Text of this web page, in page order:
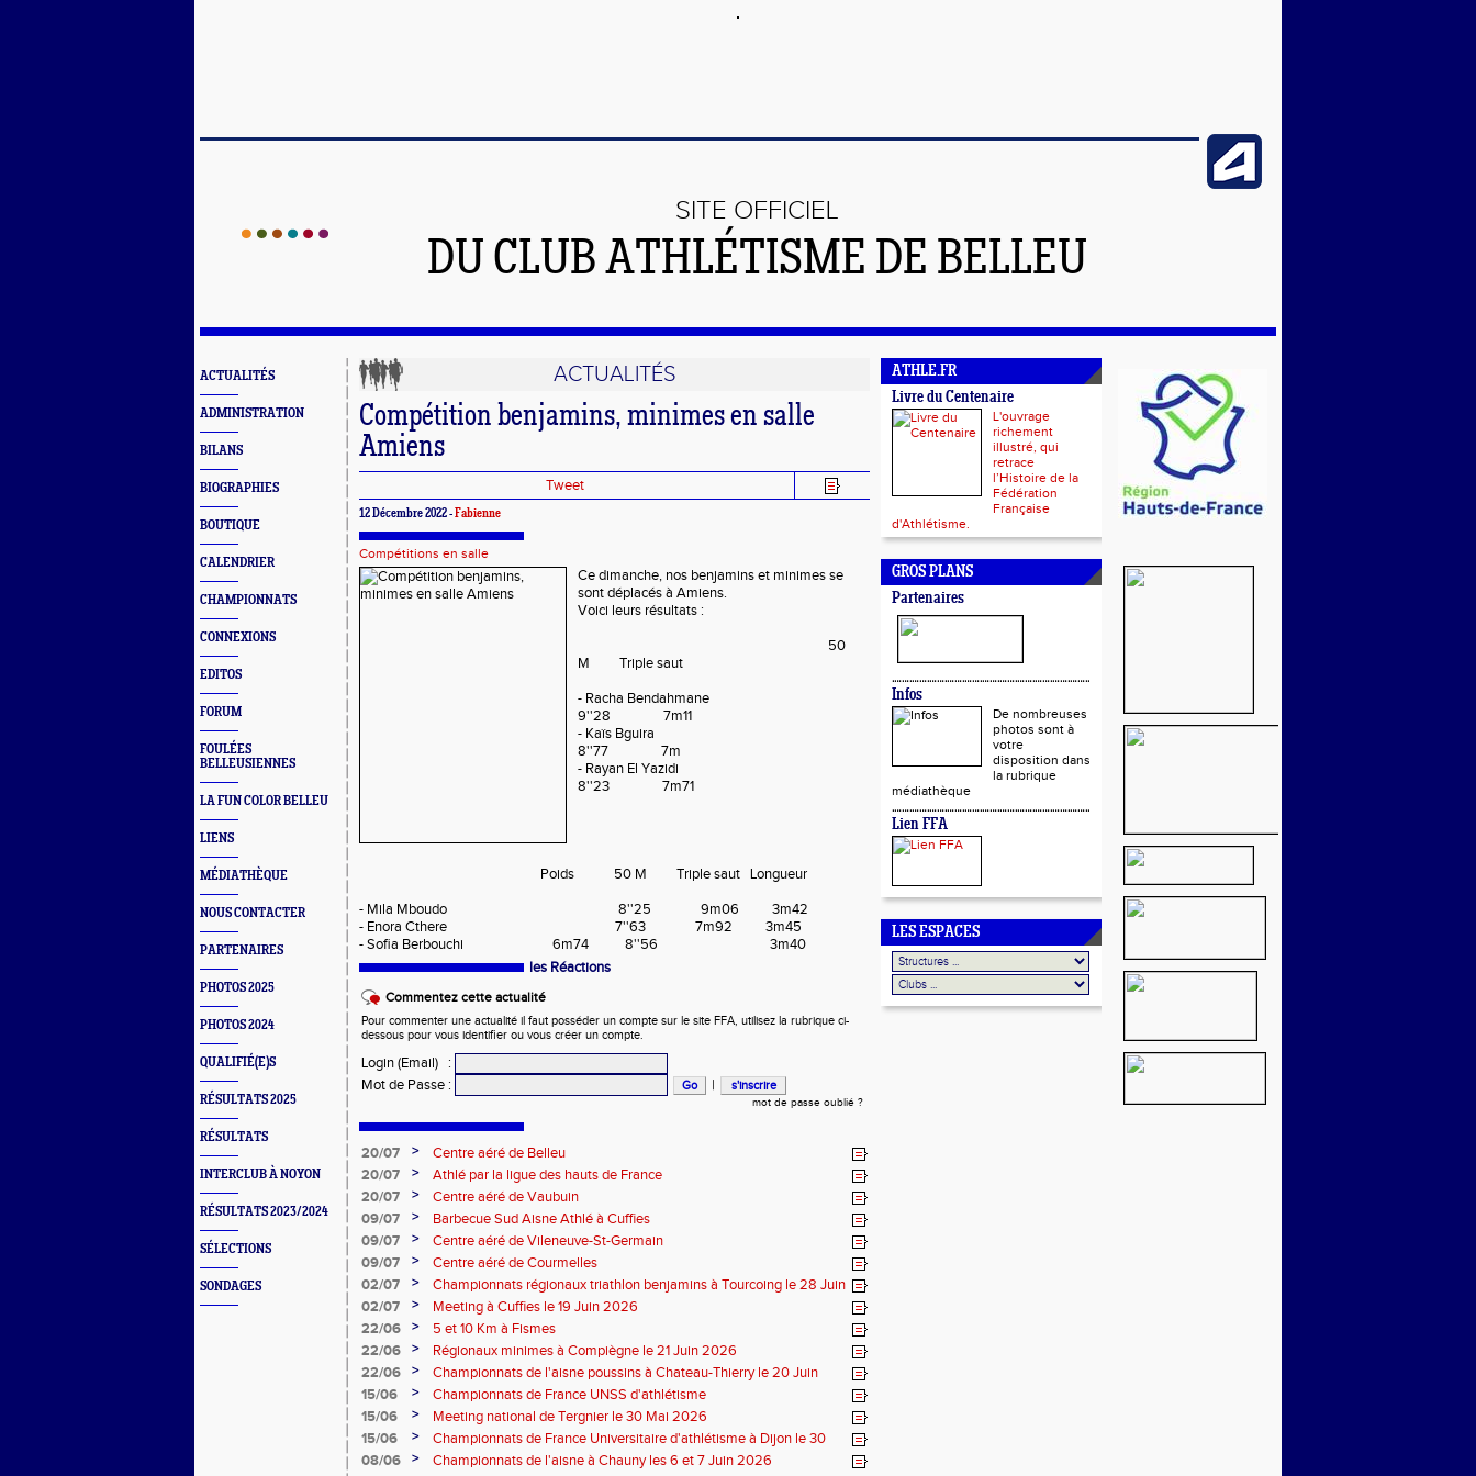
SITE OFFICIEL
DU CLUB ATHLÉTISME DE BELLEU
ACTUALITÉS
ADMINISTRATION
BILANS
BIOGRAPHIES
BOUTIQUE
CALENDRIER
CHAMPIONNATS
CONNEXIONS
EDITOS
FORUM
FOULÉES
BELLEUSIENNES
LA FUN COLOR BELLEU
LIENS
MÉDIATHÈQUE
NOUS CONTACTER
PARTENAIRES
PHOTOS 2025
PHOTOS 2024
QUALIFIÉ(E)S
RÉSULTATS 2025
RÉSULTATS
INTERCLUB À NOYON
RÉSULTATS 2023/2024
SÉLECTIONS
SONDAGES
ACTUALITÉS
Compétition benjamins, minimes en salle
Amiens
Tweet
12 Décembre 2022 -Fabienne
Compétitions en salle
Ce dimanche, nos benjamins et minimes se
sont déplacés à Amiens.
Voici leurs résultats :
50
M Triple saut
- Racha Bendahmane
9''28 7m11
- Kaïs Bguira
8''77 7m
- Rayan El Yazidi
8''23 7m71
Poids 50 M Triple saut Longueur
- Mila Mboudo 8''25 9m06 3m42
- Enora Cthere 7''63 7m92 3m45
- Sofia Berbouchi 6m74 8''56 3m40
les Réactions
Commentez cette actualité
Pour commenter une actualité il faut posséder un compte sur le site FFA, utilisez la rubrique ci-
dessous pour vous identifier ou vous créer un compte.
Login (Email)
:
Mot de Passe : |
mot de passe oublié ?
20/07 >
Centre aéré de Belleu
20/07
>
Athlé par la ligue des hauts de France
20/07
>
Centre aéré de Vaubuin
09/07
>
Barbecue Sud Aisne Athlé à Cuffies
09/07
>
Centre aéré de Vileneuve-St-Germain
09/07
>
Centre aéré de Courmelles
02/07
>
Championnats régionaux triathlon benjamins à Tourcoing le 28 Juin
2026
02/07 >
Meeting à Cuffies le 19 Juin 2026
22/06
>
5 et 10 Km à Fismes
22/06
>
Régionaux minimes à Compiègne le 21 Juin 2026
22/06
>
Championnats de l'aisne poussins à Chateau-Thierry le 20 Juin
2026
15/06 >
Championnats de France UNSS d'athlétisme
15/06
>
Meeting national de Tergnier le 30 Mai 2026
15/06
>
Championnats de France Universitaire d'athlétisme à Dijon le 30
Mai 2026
08/06 >
Championnats de l'aisne à Chauny les 6 et 7 Juin 2026
ATHLE.FR
Livre du Centenaire
L'ouvrage
richement
illustré, qui
retrace
l’Histoire de la
Fédération
Française
d'Athlétisme.
GROS PLANS
Partenaires
Infos
De nombreuses
photos sont à
votre
disposition dans
la rubrique
médiathèque
Lien FFA
LES ESPACES